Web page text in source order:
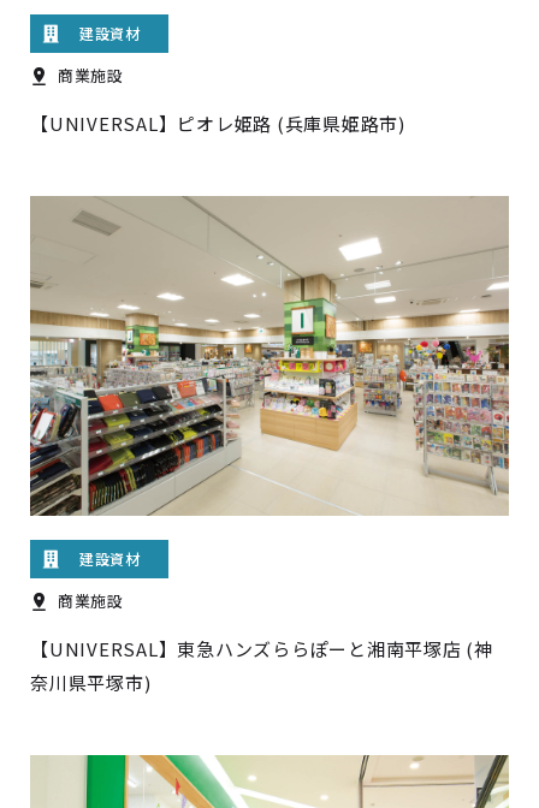
建設資材
商業施設
【UNIVERSAL】ピオレ姫路 (兵庫県姫路市)
建設資材
商業施設
【UNIVERSAL】東急ハンズららぽーと湘南平塚店 (神
奈川県平塚市)